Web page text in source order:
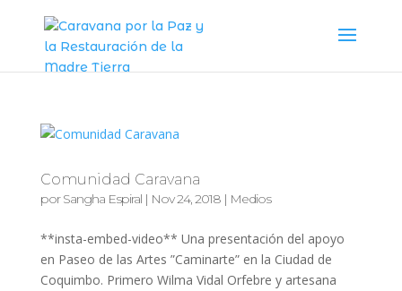
Comunidad Caravana
porSangha Espiral| Nov 24, 2018| Medios
**insta-embed-video** Una presentación del apoyo
en Paseo de las Artes ”Caminarte” en la Ciudad de
Coquimbo. Primero Wilma Vidal Orfebre y artesana